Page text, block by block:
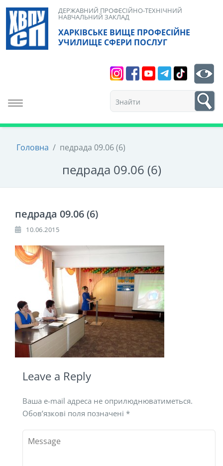
Skip
content
ХАРКІВСЬКЕ ВИЩЕ ПРОФЕСІЙНЕ
УЧИЛИЩЕ СФЕРИ ПОСЛУГ
ДЕРЖАВНИЙ ПРОФЕСІЙНО-ТЕХНІЧНИЙ
НАВЧАЛЬНИЙ ЗАКЛАД
Toggle navigation
1
Головна / педрада 09.06 (6)
педрада 09.06 (6)
педрада 09.06 (6)
10.06.2015
Leave a Reply
Ваша e-mail адреса не оприлюднюватиметься.
Обов’язкові поля позначені *